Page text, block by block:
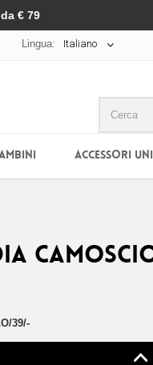
€ 79
Lingua: Italiano
ACCESSORI
39/-